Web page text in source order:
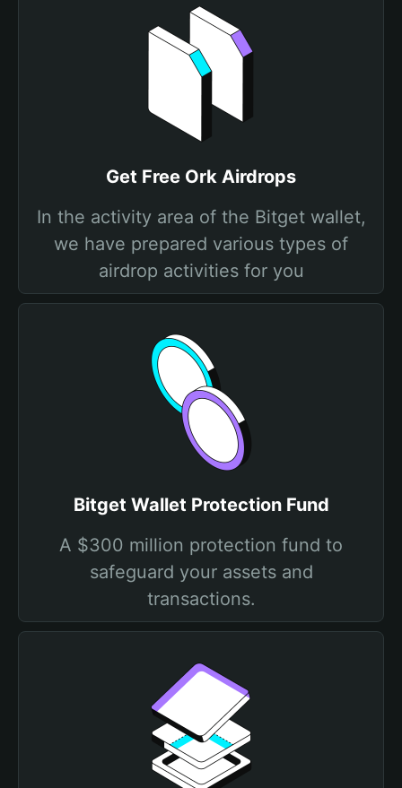
Get Free Ork Airdrops
In the activity area of the Bitget wallet,
we have prepared various types of
airdrop activities for you
Bitget Wallet Protection Fund
A $300 million protection fund to
safeguard your assets and
transactions.